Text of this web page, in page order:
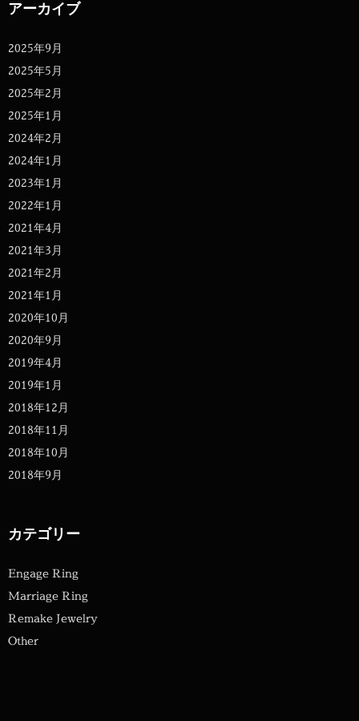
アーカイブ
2025年9月
2025年5月
2025年2月
2025年1月
2024年2月
2024年1月
2023年1月
2022年1月
2021年4月
2021年3月
2021年2月
2021年1月
2020年10月
2020年9月
2019年4月
2019年1月
2018年12月
2018年11月
2018年10月
2018年9月
カテゴリー
Engage Ring
Marriage Ring
Remake Jewelry
Other